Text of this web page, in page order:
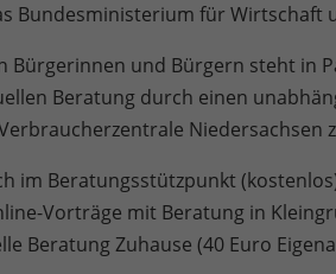
Bundesministerium für Wirtschaft
Bürgerinnen und Bürgern steht in
Beratung durch einen
Niedersachsen
im Beratungsstützpunkt
Vorträge mit Beratung in
Beratung Zuhause (40 Euro